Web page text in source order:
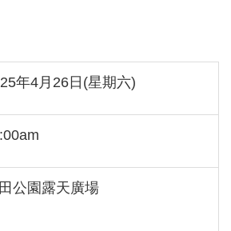
年4 月 26日 (星期六)
公園露天廣場